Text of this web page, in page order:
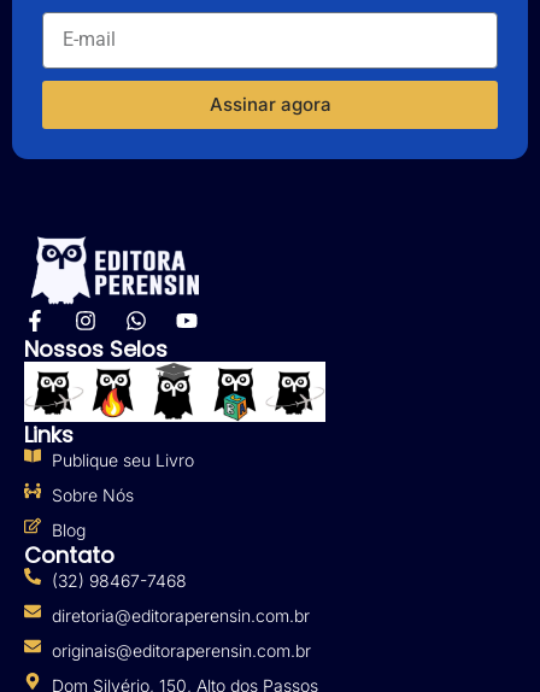
Assinar agora
Nossos Selos
Links
Publique seu Livro
Sobre Nós
Blog
Contato
(32) 98467-7468
diretoria@editoraperensin.com.br
originais@editoraperensin.com.br
Dom Silvério, 150, Alto dos Passos